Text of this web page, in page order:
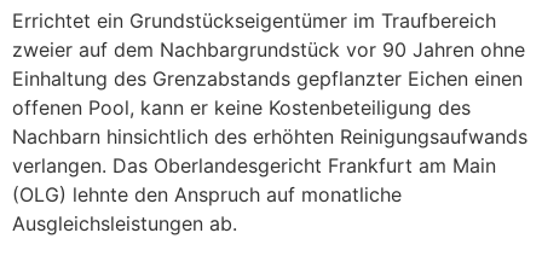
Errichtet ein Grundstückseigentümer im Traufbereich
zweier auf dem Nachbargrundstück vor 90 Jahren ohne
Einhaltung des Grenzabstands gepflanzter Eichen einen
offenen Pool, kann er keine Kostenbeteiligung des
Nachbarn hinsichtlich des erhöhten Reinigungsaufwands
verlangen. Das Oberlandesgericht Frankfurt am Main
(OLG) lehnte den Anspruch auf monatliche
Ausgleichsleistungen ab.